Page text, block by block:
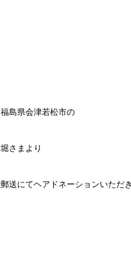
福島県会津若松市の
堀さまより
郵送にてヘアドネーションいただ